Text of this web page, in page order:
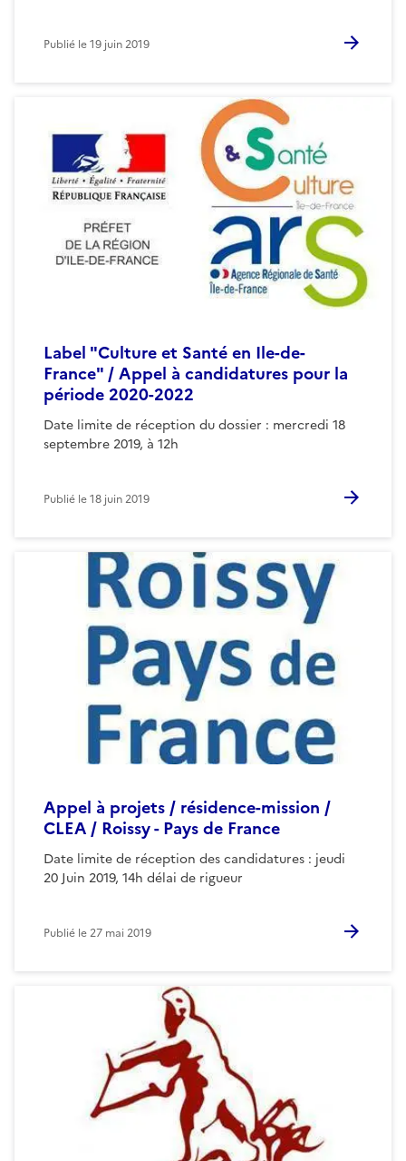
Publié le19 juin 2019
Label "Culture et Santé en Ile-de-
France" / Appel à candidatures pour la
période 2020-2022
Date limite de réception du dossier : mercredi 18
septembre 2019, à 12h
Publié le18 juin 2019
Appel à projets / résidence-mission /
CLEA / Roissy - Pays de France
Date limite de réception des candidatures : jeudi
20 Juin 2019, 14h délai de rigueur
Publié le27 mai 2019